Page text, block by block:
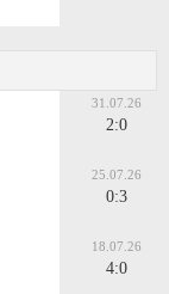
31.07.26
2:0
25.07.26
0:3
18.07.26
4:0